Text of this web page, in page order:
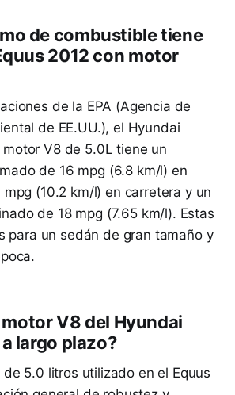
de combustible tiene
2012 con motor
de la EPA (Agencia de
de EE.UU.), el Hyundai
motor V8 de 5.0L tiene un
de 16 mpg (6.8 km/l) en
(10.2 km/l) en carretera y un
de 18 mpg (7.65 km/l). Estas
para un sedán de gran tamaño y
motor V8 del Hyundai
largo plazo?
de 5.0 litros utilizado en el Equus